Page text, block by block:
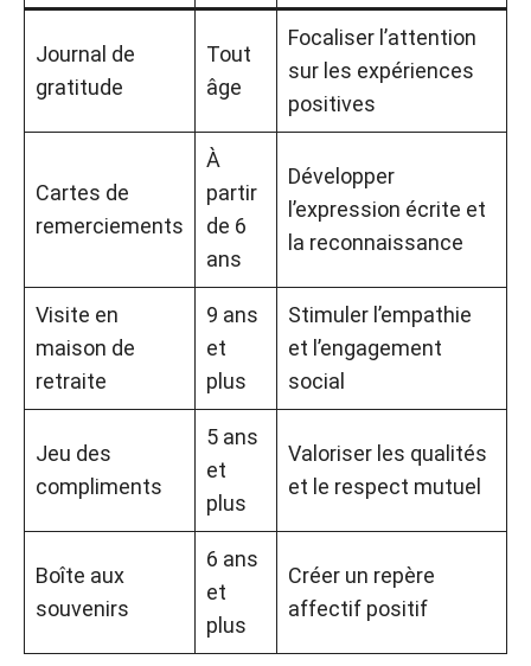
Journal de
gratitude
Tout
âge
Focaliser l’attention
sur les expériences
positives
Cartes de
remerciements
À
partir
de 6
ans
Développer
l’expression écrite et
la reconnaissance
Visite en
maison de
retraite
9 ans
et
plus
Stimuler l’empathie
et l’engagement
social
Jeu des
compliments
5 ans
et
plus
Valoriser les qualités
et le respect mutuel
Boîte aux
souvenirs
6 ans
et
plus
Créer un repère
affectif positif